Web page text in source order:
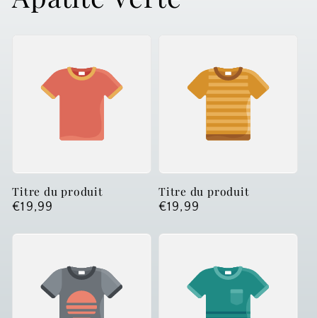
Titre du produit
Prix
€19,99
Titre du produit
Prix
€19,99